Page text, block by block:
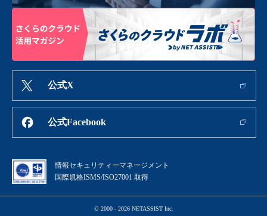
公式X
公式Facebook
情報セキュリティーマネージメント
国際規格ISMS/ISO27001 取得
© 2000 - 2026 NETASSIST Inc.